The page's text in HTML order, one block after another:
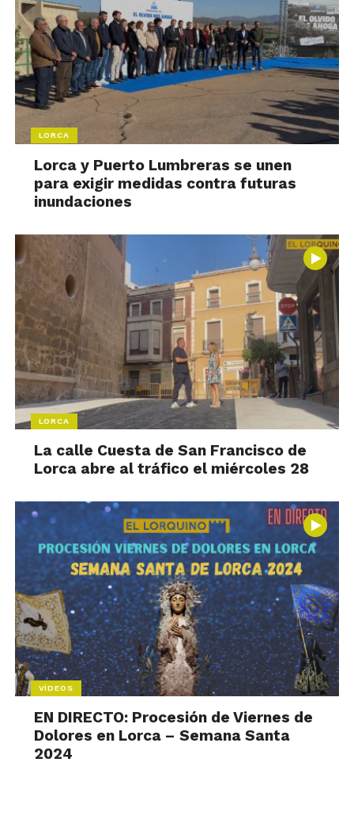
LORCA
Lorca y Puerto Lumbreras se unen
para exigir medidas contra futuras
inundaciones
LORCA
La calle Cuesta de San Francisco de
Lorca abre al tráfico el miércoles 28
VÍDEOS
EN DIRECTO: Procesión de Viernes de
Dolores en Lorca – Semana Santa
2024